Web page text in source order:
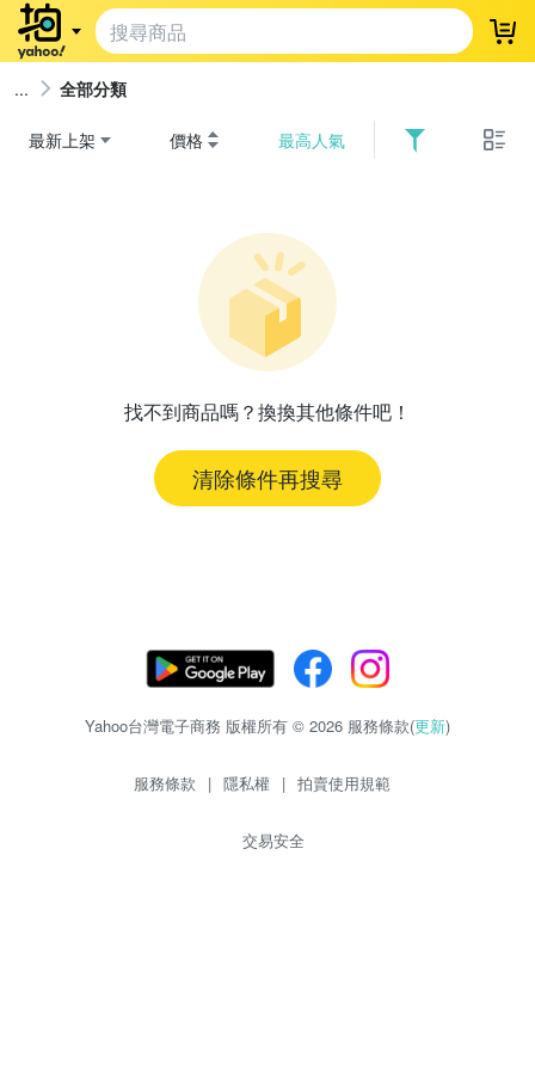
登
全部分類
最新上架 價格 最高人氣
找不到商品嗎？換換其他條件吧！
清除條件再搜尋
Yahoo台灣電子商務 版權所有 © 2026 服務條款(更新)
服務條款 | 隱私權 | 拍賣使用規範
交易安全